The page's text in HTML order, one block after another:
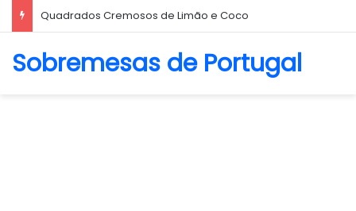
Biscoito Amanteigado
Sobremesas de Portugal